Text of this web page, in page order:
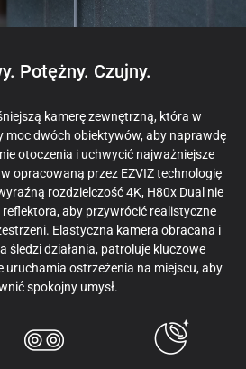
Potężny. Czujny.
kamerę zewnętrzną, która w
moc dwóch obiektywów, aby naprawdę
otoczenia i uchwycić najważniejsze
opracowaną przez EZVIZ technologię
rozdzielczość 4K, H80x Dual nie
reflektora, aby przywrócić realistyczne
Elastyczna kamera obracana i
śledzi działania, patroluje kluczowe
ostrzeżenia na miejscu, aby
spokojny umysł.